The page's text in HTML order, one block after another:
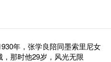
年，张学良陪同墨索里尼女
，那时他29岁，风光无限